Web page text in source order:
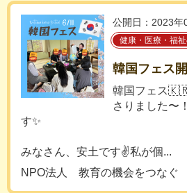
公開日：2023年
健康・医療・福
韓国フェス
韓国フェス
さりました〜
す✨
みなさん、安土です✌️私が個...
NPO法人 教育の機会をつなぐ